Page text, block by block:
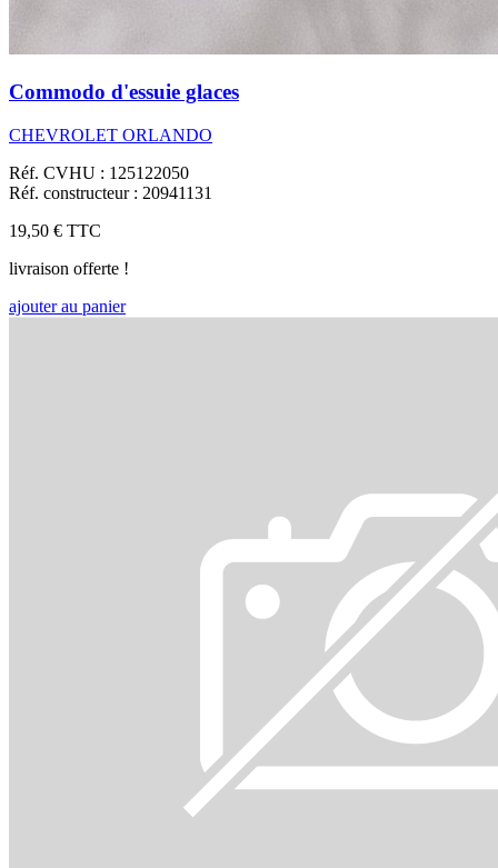
Commodo d'essuie glaces
CHEVROLET ORLANDO
Réf. CVHU : 125122050
Réf. constructeur : 20941131
19,50 € TTC
livraison offerte !
ajouter au panier